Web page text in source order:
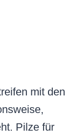
mit den
Pilze für